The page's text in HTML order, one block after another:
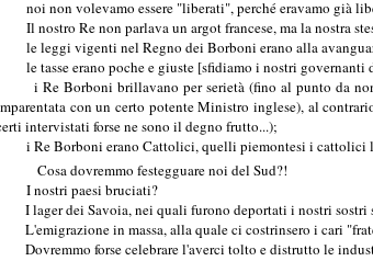
noinon volevamo essere "liberati", perché eravamo già
Il nostro Re non parlava un argot francese, ma la nostra
le leggi vigenti nel Regno dei Borboni erano alla
le tasse erano poche e giuste [sfidiamo i nostri governanti
i Re Borboni brillavano per serietà (fino al punto da
con un certo potente Ministro inglese), al
intervistati forse ne sono il degno frutto...);
i Re Borboni erano Cattolici, quelli piemontesi i cattolici
Cosa dovremmo festegguare noi del Sud?!
I nostri paesi bruciati?
I lager dei Savoia, nei quali furono deportati i nostri
L'emigrazione in massa, alla quale ci costrinsero i cari
Dovremmo forse celebrare l'averci tolto e distrutto le